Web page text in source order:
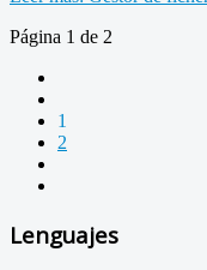
Página 1 de 2
1
2
Lenguajes